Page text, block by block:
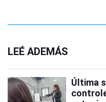
LEÉ ADEMÁS
Última